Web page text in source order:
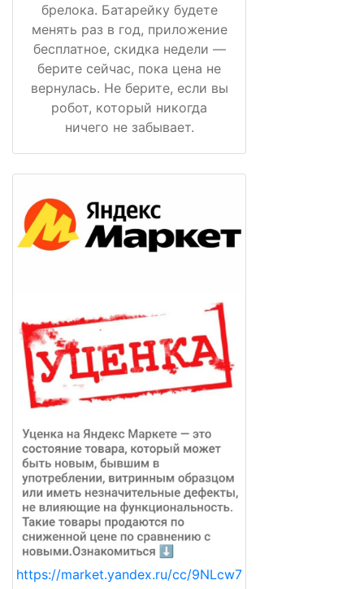
брелока. Батарейку будете
менять раз в год, приложение
бесплатное, скидка недели —
берите сейчас, пока цена не
вернулась. Не берите, если вы
робот, который никогда
ничего не забывает.
https://market.yandex.ru/cc/9NLcw7